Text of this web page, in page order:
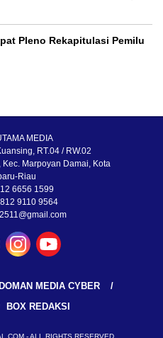
Pleno Rekapitulasi Pemilu
MEDIA
RT.04 / RW.02
Marpoyan Damai, Kota
Riau
6656 1599
9110 9564
MEDIA CYBER
BOX REDAKSI